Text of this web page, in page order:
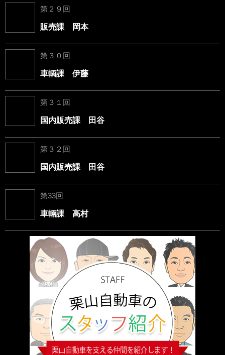
第２９回
販売課 岡本
第３０回
車輌課 伊藤
第３１回
国内販売課 田谷
第３２回
国内販売課 田谷
第33回
車輛課 高村